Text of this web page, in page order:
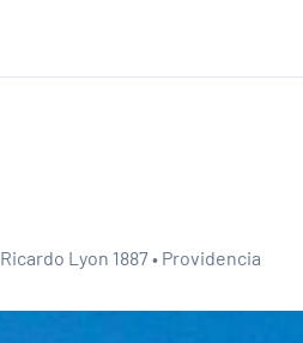
Ricardo Lyon 1887• Providencia